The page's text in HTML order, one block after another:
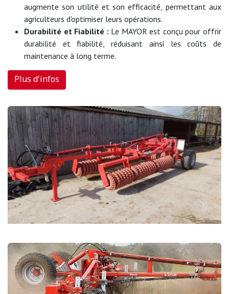
augmente son utilité et son efficacité, permettant aux
agriculteurs d'optimiser leurs opérations.
Durabilité et Fiabilité : Le MAYOR est conçu pour offrir
durabilité et fiabilité, réduisant ainsi les coûts de
maintenance à long terme.
Plus d'infos